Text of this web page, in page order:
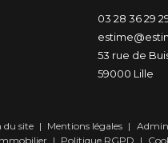
03 28 36 29
53 rue de
59000
lille
du site Mentions légales Admin
Politique RGPD